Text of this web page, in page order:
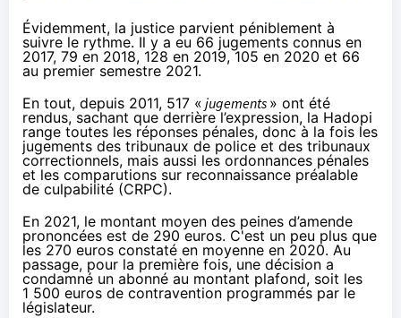
Évidemment, la justice parvient péniblement à
suivre le rythme. Il y a eu 66 jugements connus en
2017, 79 en 2018, 128 en 2019, 105 en 2020 et 66
au premier semestre 2021.
En tout, depuis 2011, 517 « jugements » ont été
rendus, sachant que derrière l’expression, la Hadopi
range toutes les réponses pénales, donc à la fois les
jugements des tribunaux de police et des tribunaux
correctionnels, mais aussi les ordonnances pénales
et les comparutions sur reconnaissance préalable
de culpabilité (CRPC).
En 2021, le montant moyen des peines d’amende
prononcées est de 290 euros. C'est un peu plus que
les 270 euros constaté en moyenne en 2020. Au
passage, pour la première fois, une décision a
condamné un abonné au montant plafond, soit les
1 500 euros de contravention programmés par le
législateur.